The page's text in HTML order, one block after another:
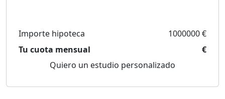
Importe hipoteca
1000000 €
Tu cuota mensual
€
Quiero un estudio personalizado